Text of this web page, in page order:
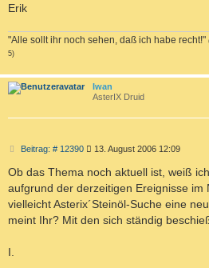
Erik
"Alle sollt ihr noch sehen, daß ich habe recht!"
5)
Iwan
AsterIX Druid
Beitrag: # 12390B
t
r
g
13. August 2006 12:09
Ob das Thema noch aktuell ist, weiß
aufgrund der derzeitigen Ereignisse im
vielleicht Asterix´Steinöl-Suche eine
meint Ihr? Mit den sich ständig
I.